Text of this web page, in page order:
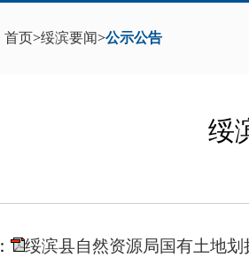
首页>绥滨要闻>公示公告
绥
绥滨县自然资源局国有土地